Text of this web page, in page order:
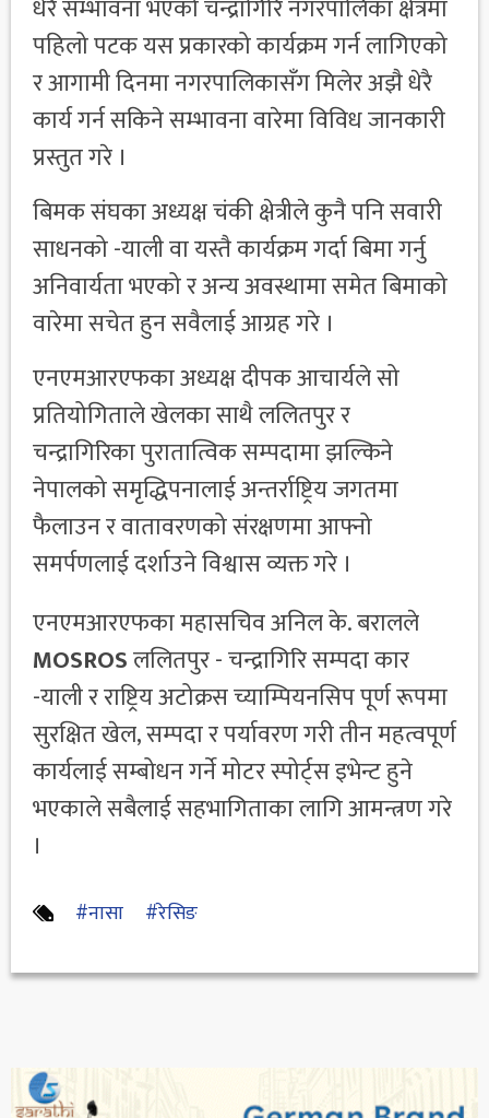
धेरै सम्भावना भएको चन्द्रागिरि नगरपालिका क्षेत्रमा
पहिलो पटक यस प्रकारको कार्यक्रम गर्न लागिएको
र आगामी दिनमा नगरपालिकासँग मिलेर अझै धेरै
कार्य गर्न सकिने सम्भावना वारेमा विविध जानकारी
प्रस्तुत गरे ।
बिमक संघका अध्यक्ष चंकी क्षेत्रीले कुनै पनि सवारी
साधनको -याली वा यस्तै कार्यक्रम गर्दा बिमा गर्नु
अनिवार्यता भएको र अन्य अवस्थामा समेत बिमाको
वारेमा सचेत हुन सवैलाई आग्रह गरे ।
एनएमआरएफका अध्यक्ष दीपक आचार्यले सो
प्रतियोगिताले खेलका साथै ललितपुर र
चन्द्रागिरिका पुरातात्विक सम्पदामा झल्किने
नेपालको समृद्धिपनालाई अन्तर्राष्ट्रिय जगतमा
फैलाउन र वातावरणको संरक्षणमा आफ्नो
समर्पणलाई दर्शाउने विश्वास व्यक्त गरे ।
एनएमआरएफका महासचिव अनिल के. बरालले
MOSROSललितपुर - चन्द्रागिरि सम्पदा कार
-याली र राष्ट्रिय अटोक्रस च्याम्पियनसिप पूर्ण रूपमा
सुरक्षित खेल, सम्पदा र पर्यावरण गरी तीन महत्वपूर्ण
कार्यलाई सम्बोधन गर्ने मोटर स्पोर्ट्स इभेन्ट हुने
भएकाले सबैलाई सहभागिताका लागि आमन्त्रण गरे
।
#नासा #रेसिङ